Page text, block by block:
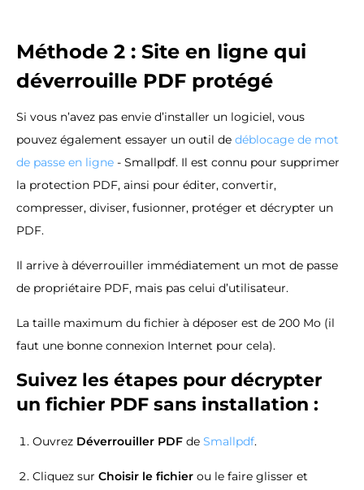
Méthode 2 : Site en ligne qui
déverrouille PDF protégé
Si vous n’avez pas envie d’installer un logiciel, vous
pouvez également essayer un outil de déblocage de mot
de passe en ligne - Smallpdf. Il est connu pour supprimer
la protection PDF, ainsi pour éditer, convertir,
compresser, diviser, fusionner, protéger et décrypter un
PDF.
Il arrive à déverrouiller immédiatement un mot de passe
de propriétaire PDF, mais pas celui d’utilisateur.
La taille maximum du fichier à déposer est de 200 Mo (il
faut une bonne connexion Internet pour cela).
Suivez les étapes pour décrypter
un fichier PDF sans installation :
Ouvrez Déverrouiller PDF de Smallpdf.
Cliquez sur Choisir le fichier ou le faire glisser et